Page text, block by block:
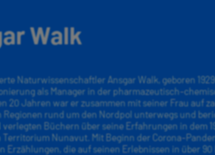
Walk
Naturwissenschaftler Ansgar Walk, geboren
als Manager in der pharmazeutisch-
20 Jahren war er zusammen mit seiner Frau auf
Regionen rund um den Nordpol unterwegs und
verlegten Büchern über seine Erfahrungen in dem
Nunavut. Mit Beginn der Corona-
Erzählungen, die auf seinen Erlebnissen in über